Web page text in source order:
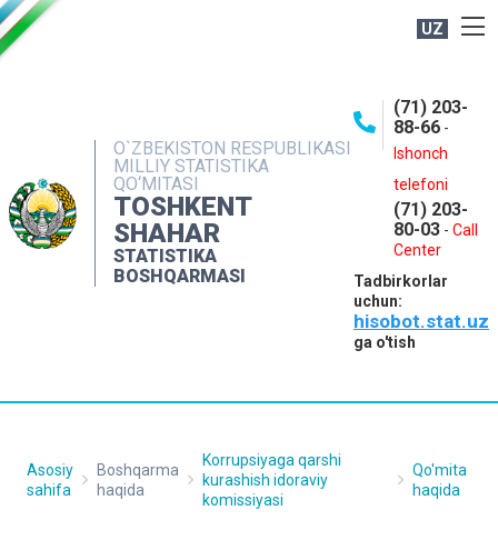
UZ
O`ZBEKISTON RESPUBLIKASI
MILLIY STATISTIKA
QO‘MITASI
TOSHKENT
SHAHAR
STATISTIKA
BOSHQARMASI
(71) 203-
88-66 -
Ishonch
telefoni
(71) 203-
80-03 - Call
Center
Tadbirkorlar
uchun:
hisobot.stat.uz
ga o'tish
NASHRLAR
INTERAKTIV XIZMATLAR
MATBUOT XIZMATI
MUROJAATLAR
Asosiy
sahifa
Boshqarma
haqida
Korrupsiyaga qarshi
kurashish idoraviy
komissiyasi
Qo'mita
haqida